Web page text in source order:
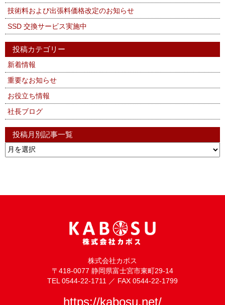
技術料および出張料価格改定のお知らせ
SSD 交換サービス実施中
投稿カテゴリー
新着情報
重要なお知らせ
お役立ち情報
社長ブログ
投稿月別記事一覧
株式会社カボス
〒418-0077 静岡県富士宮市東町29-14
TEL 0544-22-1711 ／ FAX 0544-22-1799
https://kabosu.net/